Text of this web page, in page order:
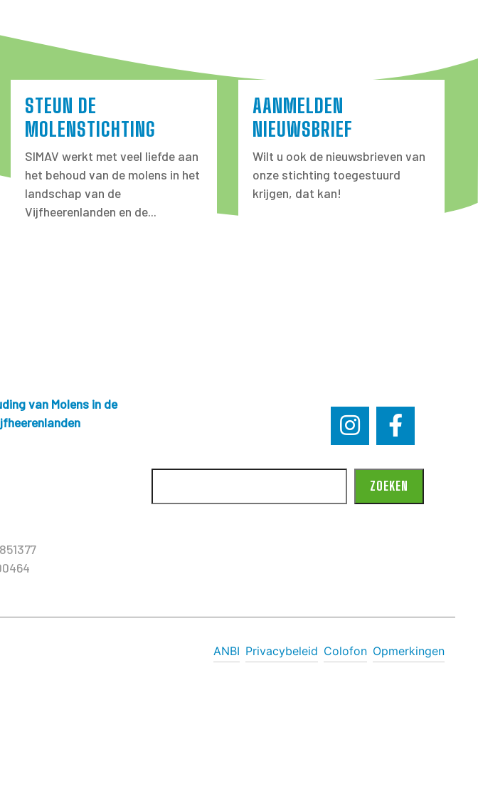
STEUN DE
MOLENSTICHTING
SIMAV werkt met veel liefde aan
het behoud van de molens in het
landschap van de
Vijfheerenlanden en de...
AANMELDEN
NIEUWSBRIEF
Wilt u ook de nieuwsbrieven van
onze stichting toegestuurd
krijgen, dat kan!
van Molens in de
ZOEKEN
ANBI Privacybeleid Colofon Opmerkingen